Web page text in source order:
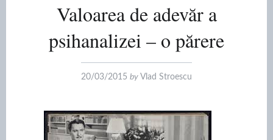
Valoarea de adevăr a
psihanalizei – o părere
20/03/2015 by Vlad Stroescu